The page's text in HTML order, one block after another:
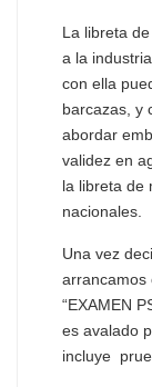
La libreta
a la
con ella
barcazas, y
abordar
validez en
la libreta de
nacionales.
Una vez
arrancamos
“EXAMEN
es avalado
incluye